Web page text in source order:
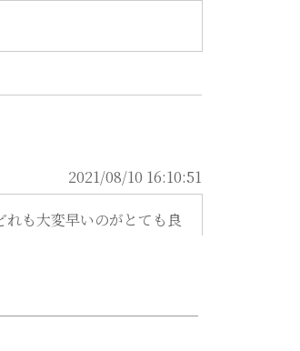
2021/08/10 16:10:51
も大変早いのがとても良